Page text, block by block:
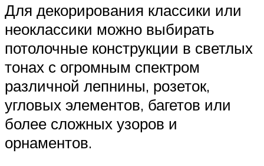
Для декорирования классики или
неоклассики можно выбирать
потолочные конструкции в светлых
тонах с огромным спектром
различной лепнины, розеток,
угловых элементов, багетов или
более сложных узоров и
орнаментов.